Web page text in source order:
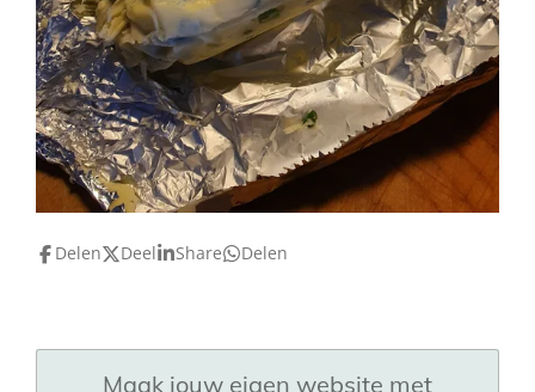
Delen Deel Share Delen
Maak jouw eigen website met